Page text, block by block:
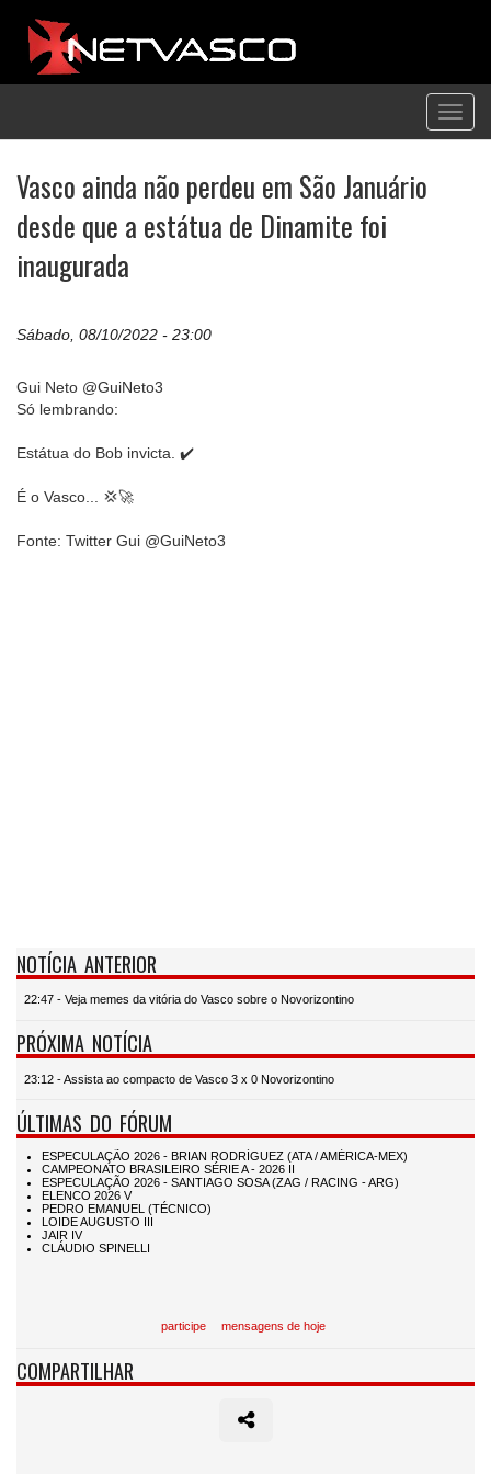
Vasco ainda não perdeu em São Januário
desde que a estátua de Dinamite foi
inaugurada
Sábado, 08/10/2022 - 23:00
Gui Neto @GuiNeto3
Só lembrando:
Estátua do Bob invicta. ✔️
É o Vasco... 💢🚀
Fonte: Twitter Gui @GuiNeto3
NOTÍCIA ANTERIOR
22:47 - Veja memes da vitória do Vasco sobre o Novorizontino
PRÓXIMA NOTÍCIA
23:12 - Assista ao compacto de Vasco 3 x 0 Novorizontino
ÚLTIMAS DO FÓRUM
participe mensagens de hoje
COMPARTILHAR